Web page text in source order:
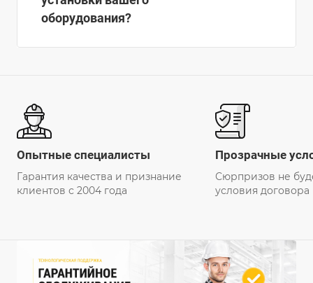
оборудования?
Опытные специалисты
Гарантия качества и признание
клиентов с 2004 года
Прозрачные
Сюрпризов не
условия договора